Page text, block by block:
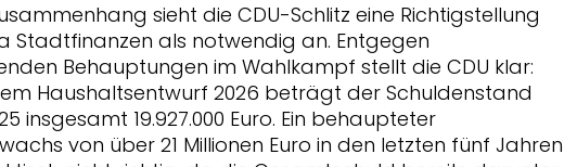
sieht die CDU-Schlitz eine Richtigstellung
Stadtfinanzen als notwendig an. Entgegen
Behauptungen im Wahlkampf stellt die CDU klar:
Haushaltsentwurf 2026 beträgt der Schuldenstand
insgesamt 19.927.000 Euro. Ein behaupteter
von über 21 Millionen Euro in den letzten fünf Jahren